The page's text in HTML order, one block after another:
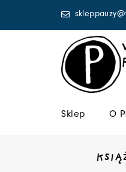
Sklep O